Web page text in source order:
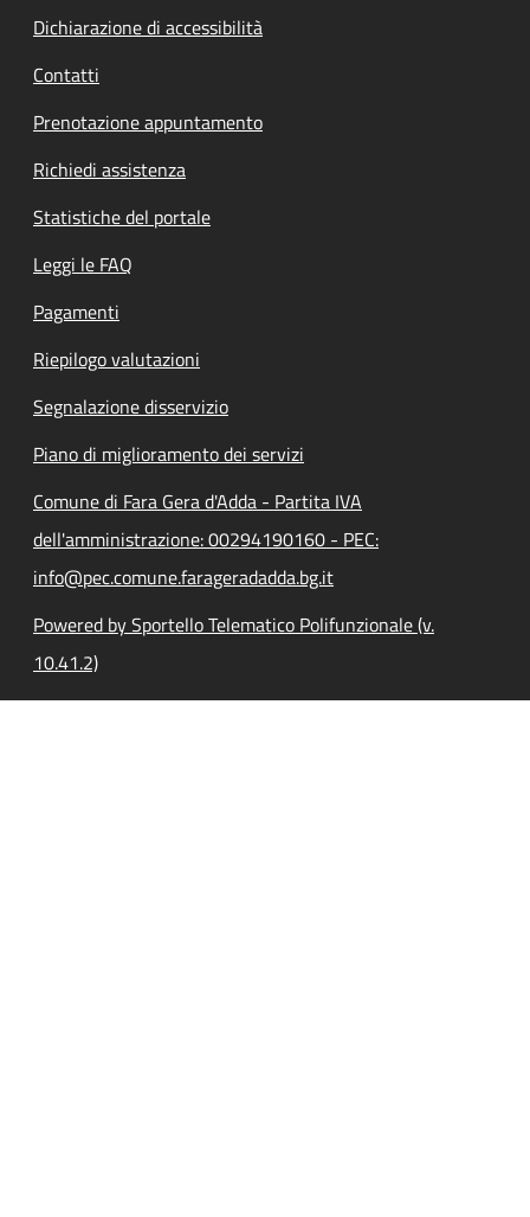
Dichiarazione di accessibilità
Contatti
Prenotazione appuntamento
Richiedi assistenza
Statistiche del portale
Leggi le FAQ
Pagamenti
Riepilogo valutazioni
Segnalazione disservizio
Piano di miglioramento dei servizi
Comune di Fara Gera d'Adda - Partita IVA
dell'amministrazione: 00294190160 - PEC:
info@pec.comune.farageradadda.bg.it
Powered by Sportello Telematico Polifunzionale (v.
10.41.2)